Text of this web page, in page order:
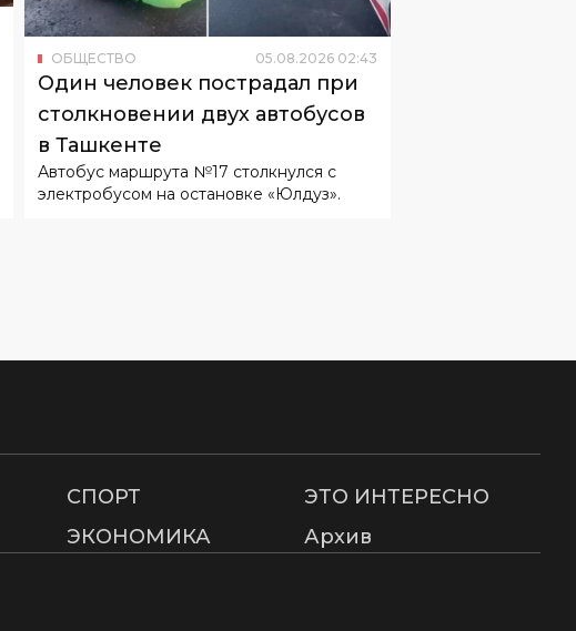
ОБЩЕСТВО 05.08.2026 02:43
Один человек пострадал при
столкновении двух автобусов
в Ташкенте
Автобус маршрута №17 столкнулся с
электробусом на остановке «Юлдуз».
СПОРТ
ЭТО ИНТЕРЕСНО
ЭКОНОМИКА Архив